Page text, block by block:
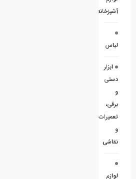
آشپزخانه
لباس
ابزار
دستی
و
برقی،
تعمیرات
و
نقاشی
لوازم